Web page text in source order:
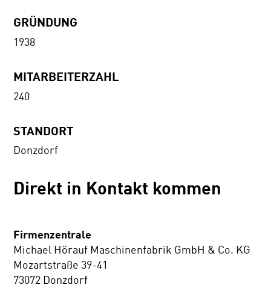
GRÜNDUNG
1938
MITARBEITERZAHL
240
STANDORT
Donzdorf
Direkt in Kontakt kommen
Firmenzentrale
Michael Hörauf Maschinenfabrik GmbH & Co. KG
Mozartstraße 39-41
73072 Donzdorf